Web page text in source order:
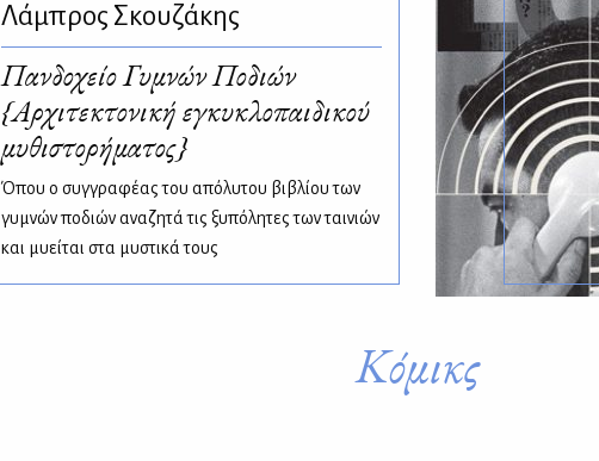
Λάμπρος Σκουζάκης
Πανδοχείο Γυμνών Ποδιών
{Αρχιτεκτονική εγκυκλοπαιδικού
μυθιστορήματος}
Όπου ο συγγραφέας του απόλυτου βιβλίου των
γυμνών ποδιών αναζητά τις ξυπόλητες των ταινιών
και μυείται στα μυστικά τους
Κόμικς